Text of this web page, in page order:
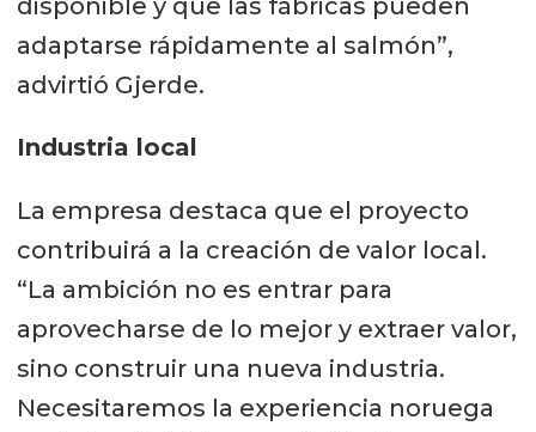
adaptarse rápidamente al salmón”,
advirtió Gjerde.
Industria local
La empresa destaca que el proyecto
contribuirá a la creación de valor local.
“La ambición no es entrar para
aprovecharse de lo mejor y extraer valor,
sino construir una nueva industria.
Necesitaremos la experiencia noruega